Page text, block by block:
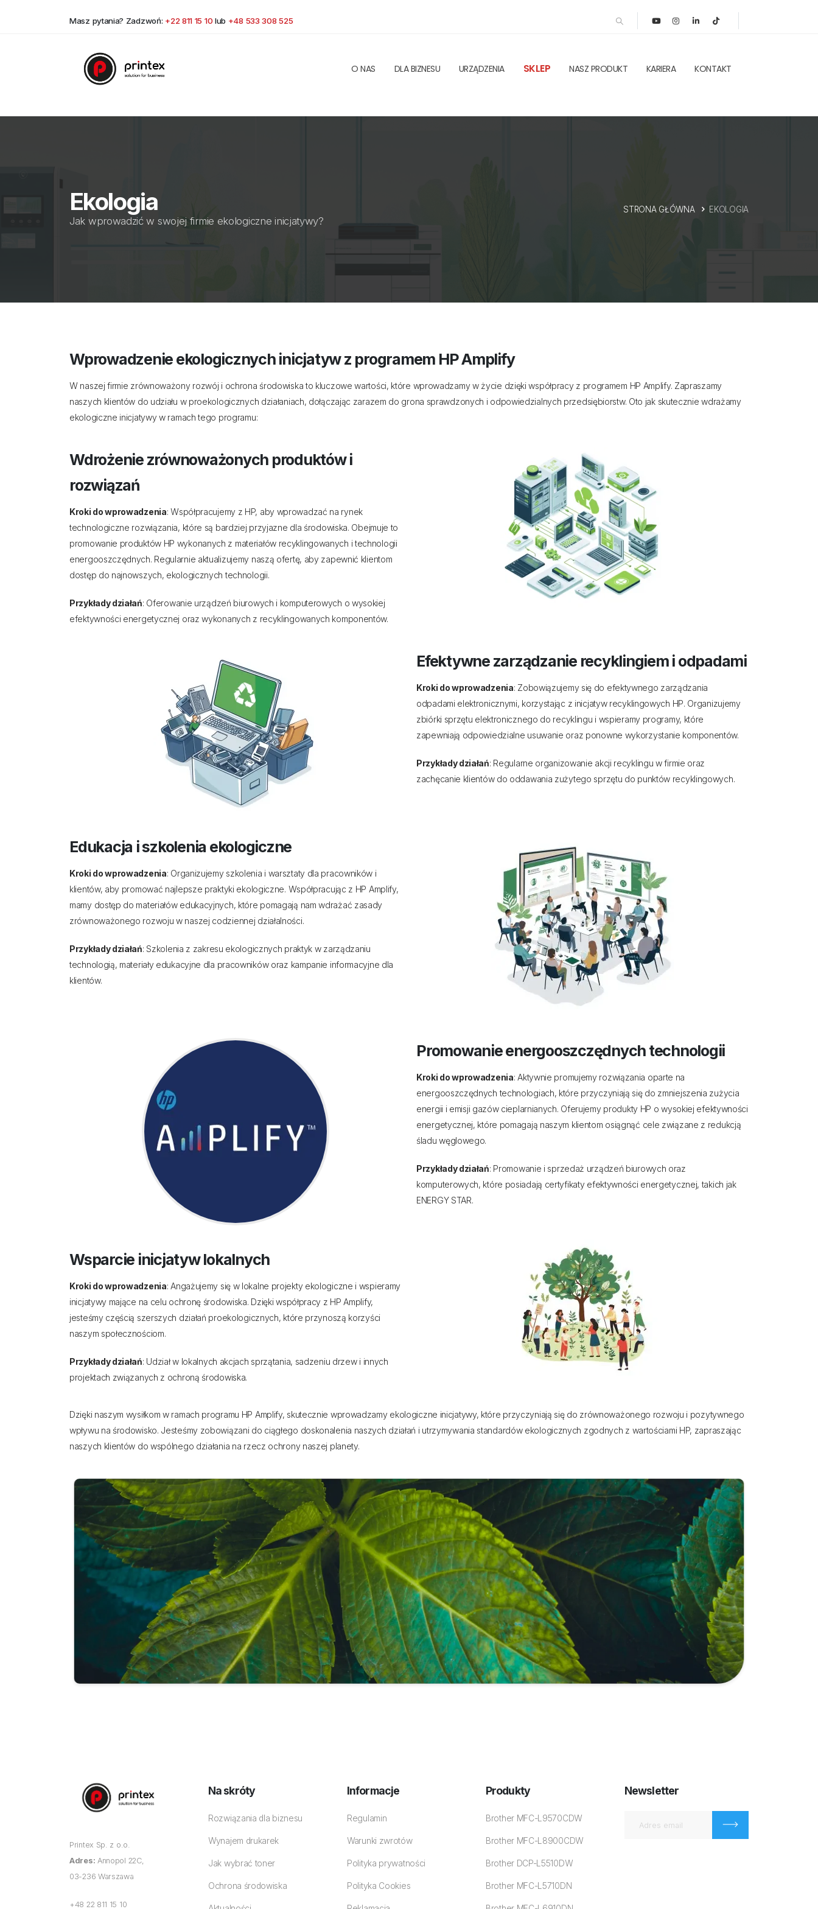
Masz pytania? Zadzwoń: +22 811 15 10lub +48 533 308 525
O NAS DLA BIZNESU URZĄDZENIA SKLEP NASZ PRODUKT KARIERA KONTAKT
Ekologia
Jak wprowadzić w swojej firmie ekologiczne inicjatywy?
STRONA GŁÓWNA EKOLOGIA
Wprowadzenie ekologicznych inicjatyw z programem HP Amplify
W naszej firmie zrównoważony rozwój i ochrona środowiska to kluczowe wartości, które wprowadzamy w życie dzięki współpracy z programem HP Amplify. Zapraszamy
naszych klientów do udziału w proekologicznych działaniach, dołączając zarazem do grona sprawdzonych i odpowiedzialnych przedsiębiorstw. Oto jak skutecznie wdrażamy
ekologiczne inicjatywy w ramach tego programu:
Wdrożenie zrównoważonych produktów i
rozwiązań
Kroki do wprowadzenia: Współpracujemy z HP, aby wprowadzać na rynek
technologiczne rozwiązania, które są bardziej przyjazne dla środowiska. Obejmuje to
promowanie produktów HP wykonanych z materiałów recyklingowanych i technologii
energooszczędnych. Regularnie aktualizujemy naszą ofertę, aby zapewnić klientom
dostęp do najnowszych, ekologicznych technologii.
Przykłady działań: Oferowanie urządzeń biurowych i komputerowych o wysokiej
efektywności energetycznej oraz wykonanych z recyklingowanych komponentów.
Efektywne zarządzanie recyklingiem i odpadami
Kroki do wprowadzenia: Zobowiązujemy się do efektywnego zarządzania
odpadami elektronicznymi, korzystając z inicjatyw recyklingowych HP. Organizujemy
zbiórki sprzętu elektronicznego do recyklingu i wspieramy programy, które
zapewniają odpowiedzialne usuwanie oraz ponowne wykorzystanie komponentów.
Przykłady działań: Regularne organizowanie akcji recyklingu w firmie oraz
zachęcanie klientów do oddawania zużytego sprzętu do punktów recyklingowych.
Edukacja i szkolenia ekologiczne
Kroki do wprowadzenia: Organizujemy szkolenia i warsztaty dla pracowników i
klientów, aby promować najlepsze praktyki ekologiczne. Współpracując z HP Amplify,
mamy dostęp do materiałów edukacyjnych, które pomagają nam wdrażać zasady
zrównoważonego rozwoju w naszej codziennej działalności.
Przykłady działań: Szkolenia z zakresu ekologicznych praktyk w zarządzaniu
technologią, materiały edukacyjne dla pracowników oraz kampanie informacyjne dla
klientów.
Wsparcie inicjatyw lokalnych
Kroki do wprowadzenia: Angażujemy się w lokalne projekty ekologiczne i wspieramy
inicjatywy mające na celu ochronę środowiska. Dzięki współpracy z HP Amplify,
jesteśmy częścią szerszych działań proekologicznych, które przynoszą korzyści
naszym społecznościom.
Przykłady działań: Udział w lokalnych akcjach sprzątania, sadzeniu drzew i innych
projektach związanych z ochroną środowiska.
Promowanie energooszczędnych technologii
Kroki do wprowadzenia: Aktywnie promujemy rozwiązania oparte na
energooszczędnych technologiach, które przyczyniają się do zmniejszenia zużycia
energii i emisji gazów cieplarnianych. Oferujemy produkty HP o wysokiej efektywności
energetycznej, które pomagają naszym klientom osiągnąć cele związane z redukcją
śladu węglowego.
Przykłady działań: Promowanie i sprzedaż urządzeń biurowych oraz
komputerowych, które posiadają certyfikaty efektywności energetycznej, takich jak
ENERGY STAR.
Dzięki naszym wysiłkom w ramach programu HP Amplify, skutecznie wprowadzamy ekologiczne inicjatywy, które przyczyniają się do zrównoważonego rozwoju i pozytywnego
wpływu na środowisko. Jesteśmy zobowiązani do ciągłego doskonalenia naszych działań i utrzymywania standardów ekologicznych zgodnych z wartościami HP, zapraszając
naszych klientów do wspólnego działania na rzecz ochrony naszej planety.
Printex Sp. z o.o.
Adres: Annopol 22C,
03-236 Warszawa
+48 22 811 15 10
Na skróty
Rozwiązania dla biznesu
Wynajem drukarek
Jak wybrać toner
Ochrona środowiska
Informacje
Regulamin
Warunki zwrotów
Polityka prywatności
Polityka Cookies
Produkty
Brother MFC-L9570CDW
Brother MFC-L8900CDW
Brother DCP-L5510DW
Brother MFC-L5710DN
Newsletter